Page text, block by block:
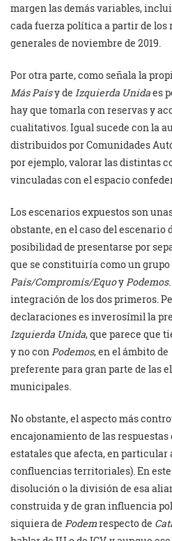
margen las demás variables,
cada fuerza política a partir de los
generales de noviembre de 2019.
Por otra parte, como señala la
Más Paísy de Izquierda Unidaes
hay que tomarla con reservas y
cualitativos. Igual sucede con la
distribuidos por Comunidades
por ejemplo, valorar las distintas
vinculadas con el espacio
Los escenarios expuestos son
obstante, en el caso del
posibilidad de presentarse por
que se constituiría como un
País/Compromís/EquoyPodemos
integración de los dos primeros.
declaraciones es inverosímil la
Izquierda Unida, que parece que
y no conPodemos, en el ámbito de
preferente para gran parte de las
municipales.
No obstante, el aspecto más
encajonamiento de las
estatales que afecta, en particular
confluencias territoriales). En
disolución o la división de esa
construida y de gran influencia
siquiera de Podemrespecto de